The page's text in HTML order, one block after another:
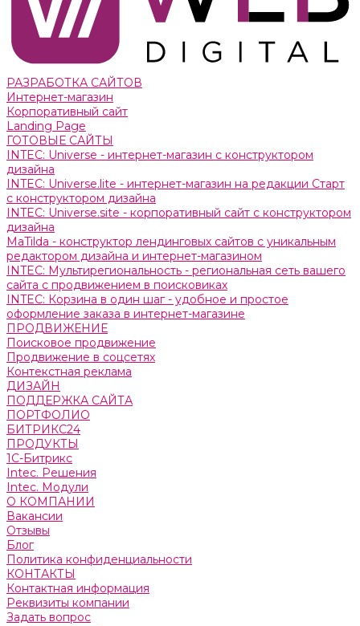
РАЗРАБОТКА САЙТОВ
Интернет-магазин
Корпоративный сайт
Landing Page
ГОТОВЫЕ САЙТЫ
INTEC: Universe - интернет-магазин с конструктором
дизайна
INTEC: Universe.lite - интернет-магазин на редакции Старт
с конструктором дизайна
INTEC: Universe.site - корпоративный сайт с конструктором
дизайна
MaTilda - конструктор лендинговых сайтов с уникальным
редактором дизайна и интернет-магазином
INTEC: Мультирегиональность - региональная сеть вашего
сайта с продвижением в поисковиках
INTEC: Корзина в один шаг - удобное и простое
оформление заказа в интернет-магазине
ПРОДВИЖЕНИЕ
Поисковое продвижение
Продвижение в соцсетях
Контекстная реклама
ДИЗАЙН
ПОДДЕРЖКА САЙТА
ПОРТФОЛИО
БИТРИКС24
ПРОДУКТЫ
1С-Битрикс
Intec. Решения
Intec. Модули
О КОМПАНИИ
Вакансии
Отзывы
Блог
Политика конфиденциальности
КОНТАКТЫ
Контактная информация
Реквизиты компании
Задать вопрос